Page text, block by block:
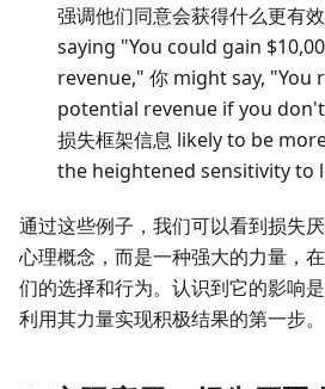
强调他们同意会获得什么更有
saying "You could gain
revenue," 你 might say, "You
potential revenue if you
损失框架信息 likely to be
the heightened sensitivity to
通过这些例子，我们可以看到损失
心理概念，而是一种强大的力量，
们的选择和行为。认识到它的影响
利用其力量实现积极结果的第一步。